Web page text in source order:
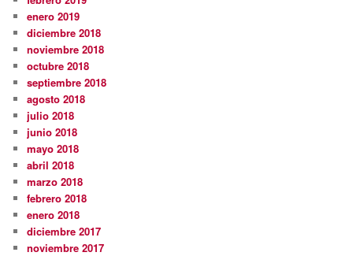
enero 2019
diciembre 2018
noviembre 2018
octubre 2018
septiembre 2018
agosto 2018
julio 2018
junio 2018
mayo 2018
abril 2018
marzo 2018
febrero 2018
enero 2018
diciembre 2017
noviembre 2017